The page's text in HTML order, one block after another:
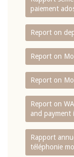
paiement
Report on
Report on
Report on
Report on
and payment
Rapport
téléphonie